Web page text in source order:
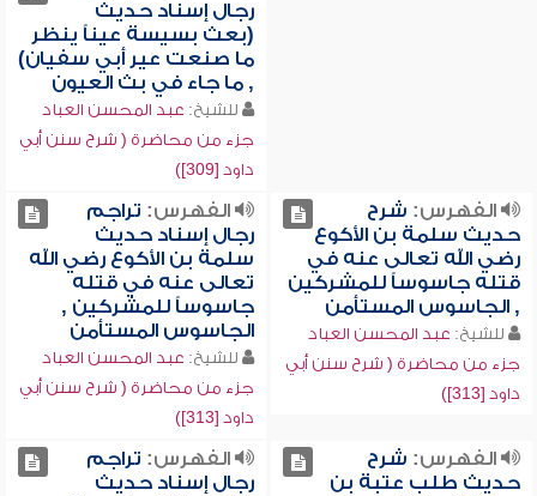
رجال إسناد حديث
(بعث بسيسة عيناً ينظر
ما صنعت عير أبي سفيان)
, ما جاء في بث العيون
للشيخ: عبد المحسن العباد
جزء من محاضرة ( شرح سنن أبي
داود [309])
الفهرس: شرح
حديث سلمة بن الأكوع
رضي الله تعالى عنه في
قتله جاسوساً للمشركين
, الجاسوس المستأمن
للشيخ: عبد المحسن العباد
جزء من محاضرة ( شرح سنن أبي
داود [313])
الفهرس: تراجم
رجال إسناد حديث
سلمة بن الأكوع رضي الله
تعالى عنه في قتله
جاسوساً للمشركين ,
الجاسوس المستأمن
للشيخ: عبد المحسن العباد
جزء من محاضرة ( شرح سنن أبي
داود [313])
الفهرس: شرح
حديث طلب عتبة بن
الفهرس: تراجم
رجال إسناد حديث